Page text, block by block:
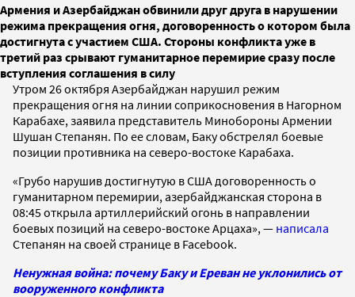
Армения и Азербайджан обвинили друг друга в нарушении
режима прекращения огня, договоренность о котором была
достигнута с участием США. Стороны конфликта уже в
третий раз срывают гуманитарное перемирие сразу после
вступления соглашения в силу
Утром 26 октября Азербайджан нарушил режим
прекращения огня на линии соприкосновения в Нагорном
Карабахе, заявила представитель Минобороны Армении
Шушан Степанян. По ее словам, Баку обстрелял боевые
позиции противника на северо-востоке Карабаха.
«Грубо нарушив достигнутую в США договоренность о
гуманитарном перемирии, азербайджанская сторона в
08:45 открыла артиллерийский огонь в направлении
боевых позиций на северо-востоке Арцаха», — написала
Степанян на своей странице в Facebook.
Ненужная война: почему Баку и Ереван не уклонились от
вооруженного конфликта